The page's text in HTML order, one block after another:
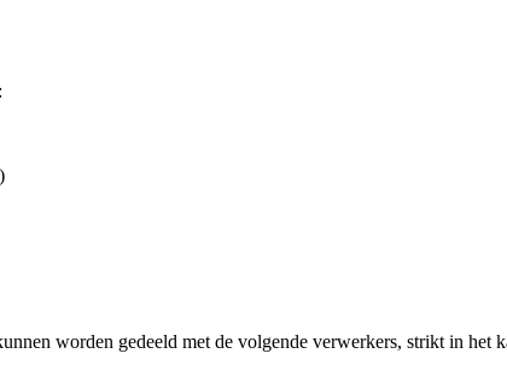
overzicht van het platform voor uw salon
worden gedeeld met de volgende verwerkers, strikt in het